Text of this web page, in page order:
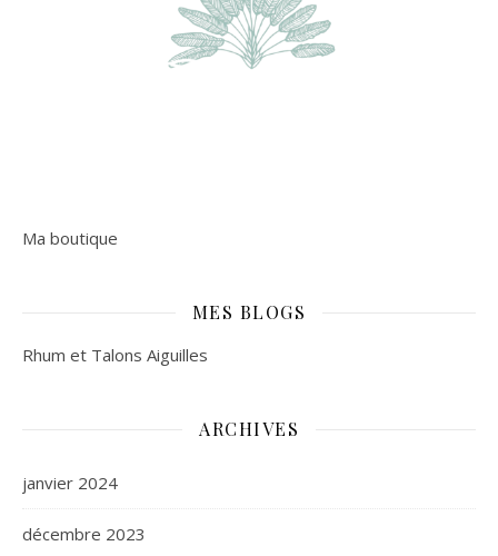
Ma boutique
MES BLOGS
Rhum et Talons Aiguilles
ARCHIVES
janvier 2024
décembre 2023